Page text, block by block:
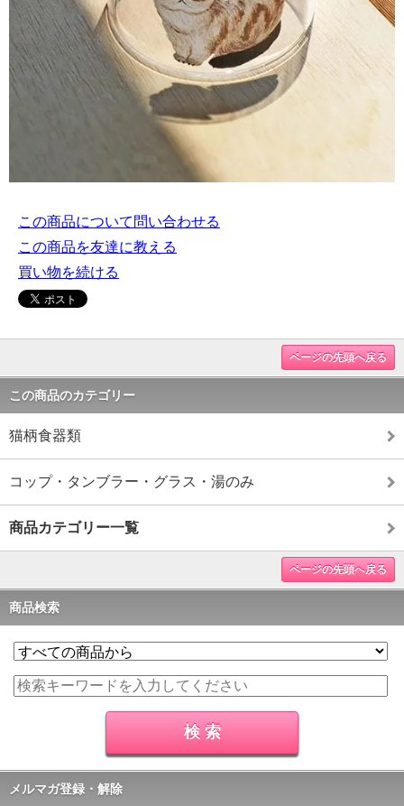
この商品について問い合わせる
この商品を友達に教える
買い物を続ける
ページの先頭へ戻る
この商品のカテゴリー
猫柄食器類
コップ・タンブラー・グラス・湯のみ
商品カテゴリー一覧
ページの先頭へ戻る
商品検索
メルマガ登録・解除